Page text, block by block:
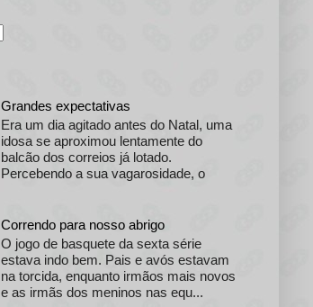
Grandes expectativas
Era um dia agitado antes do Natal, uma
idosa se aproximou lentamente do
balcão dos correios já lotado.
Percebendo a sua vagarosidade, o
Correndo para nosso abrigo
O jogo de basquete da sexta série
estava indo bem. Pais e avós estavam
na torcida, enquanto irmãos mais novos
e as irmãs dos meninos nas equ...